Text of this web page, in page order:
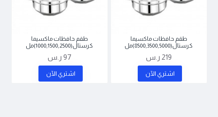
طقم حافظات ماكسيما
كرستال(8500,3500,5000)مل
219 ر.س
اشتري اﻵن
طقم حافظات ماكسيما
كرستال(1000,1500,2500)مل
97 ر.س
اشتري اﻵن